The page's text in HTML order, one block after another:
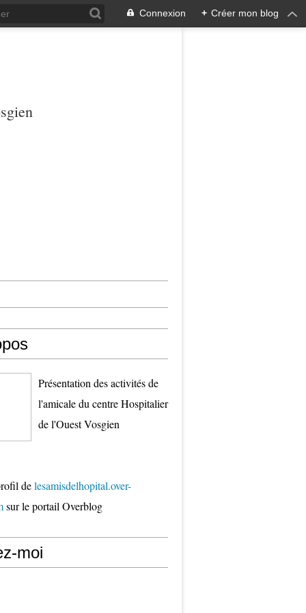
Connexion + Créer mon blog
Présentation des activités de
l'amicale du centre Hospitalier
de l'Ouest Vosgien
delesamisdelhopital.over-
sur le portail Overblog
moi